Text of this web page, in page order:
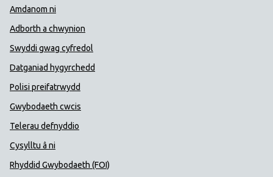
Dolenni Cymorth Iechyd
Amdanom ni
Adborth a chwynion
Swyddi gwag cyfredol
Datganiad hygyrchedd
Polisi preifatrwydd
Gwybodaeth cwcis
Telerau defnyddio
Cysylltu â ni
Rhyddid Gwybodaeth (FOI)